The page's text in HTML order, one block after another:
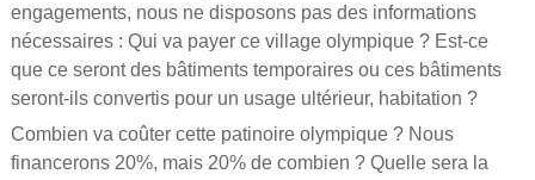
engagements, nous ne disposons pas des informations
nécessaires : Qui va payer ce village olympique ? Est-ce
que ce seront des bâtiments temporaires ou ces bâtiments
seront-ils convertis pour un usage ultérieur, habitation ?
Combien va coûter cette patinoire olympique ? Nous
financerons 20%, mais 20% de combien ? Quelle sera la